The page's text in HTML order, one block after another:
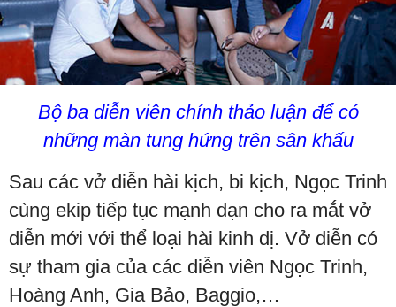
Bộ ba diễn viên chính thảo luận để có
những màn tung hứng trên sân khấu
Sau các vở diễn hài kịch, bi kịch, Ngọc Trinh
cùng ekip tiếp tục mạnh dạn cho ra mắt vở
diễn mới với thể loại hài kinh dị. Vở diễn có
sự tham gia của các diễn viên Ngọc Trinh,
Hoàng Anh, Gia Bảo, Baggio,…